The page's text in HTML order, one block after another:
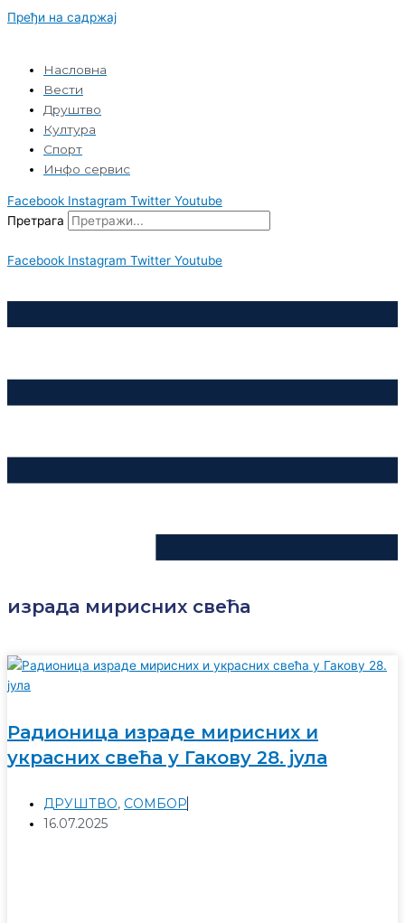
Пређи на садржај
Насловна
Вести
Друштво
Култура
Спорт
Инфо сервис
Facebook Instagram Twitter Youtube
Претрага
Facebook Instagram Twitter Youtube
израда мирисних свећа
Радионица израде мирисних и
украсних свећа у Гакову 28. јула
ДРУШТВО, СОМБОР
16.07.2025